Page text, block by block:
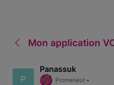
Mon application
P
Panassuk
Promeneur •